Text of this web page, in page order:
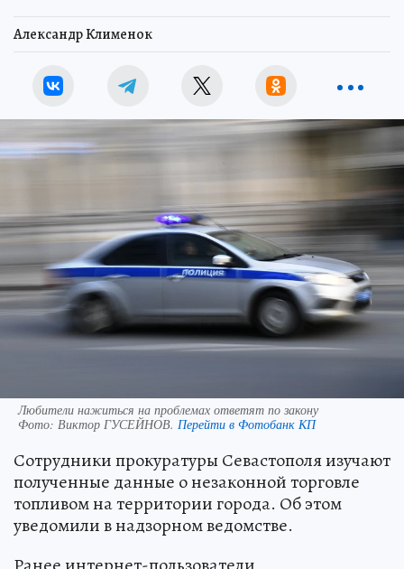
Александр Клименок
Любители нажиться на проблемах ответят по закону
Фото: Виктор ГУСЕЙНОВ. Перейти в Фотобанк КП
Сотрудники прокуратуры Севастополя изучают
полученные данные о незаконной торговле
топливом на территории города. Об этом
уведомили в надзорном ведомстве.